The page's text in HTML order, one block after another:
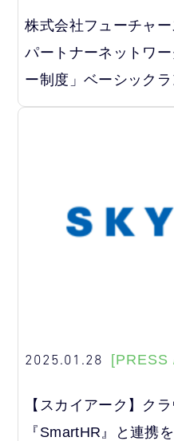
株式会社フューチャ
パートナーネットワ
ー制度」ベーシック
2025.01.28 [PRESS
【スカイアーク】ク
『SmartHR』と連携